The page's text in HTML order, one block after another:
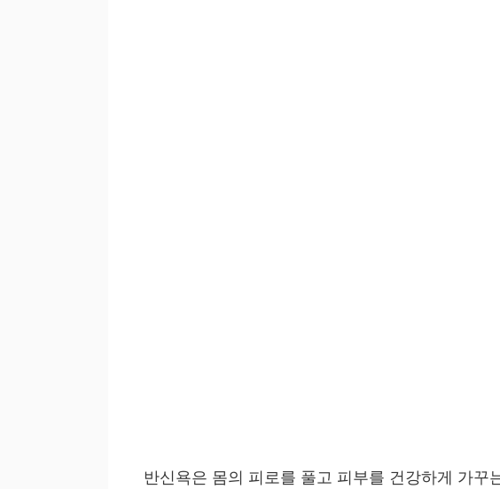
반신욕은 몸의 피로를 풀고 피부를 건강하게 가꾸